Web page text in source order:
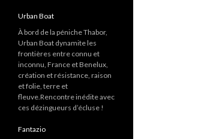
Urban Boat
À bord de la péniche Thabor,
Urban Boat dynamite les
frontières entre connu et
inconnu, France et Benelux,
création et résistance, raison
et folie, terre et
fleuve.Rencontre inédite avec
ces dézingueurs d’écluse !
Fantazio